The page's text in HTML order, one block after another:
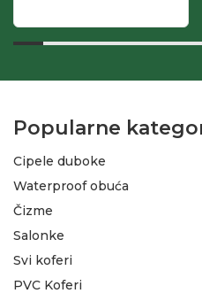
Popularne
Cipele duboke
Waterproof obuća
Čizme
Salonke
Svi koferi
PVC Koferi